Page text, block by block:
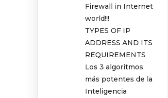
Firewall in Internet
world!!!
TYPES OF IP
ADDRESS AND ITS
REQUIREMENTS
Los 3 algoritmos
más potentes de la
Inteligencia